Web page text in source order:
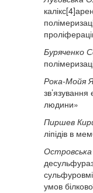
Буряченко
Рока-Мойя
людини»
Пиршев
ліпідів в
Островська
умов